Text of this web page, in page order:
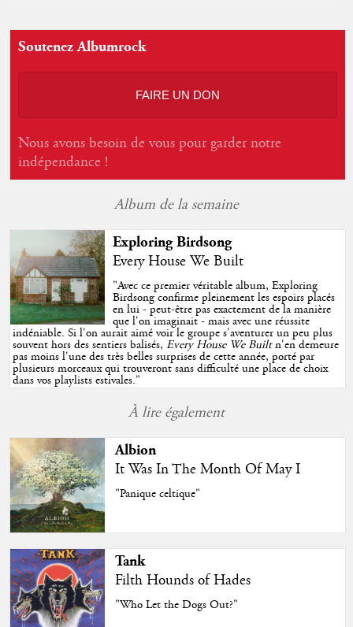
Soutenez Albumrock
FAIRE UN DON
Nous avons besoin de vous pour garder notre
indépendance !
Album de la semaine
Exploring Birdsong
Every House We Built
"Avec ce premier véritable album, Exploring
Birdsong confirme pleinement les espoirs placés
en lui - peut-être pas exactement de la manière
que l'on imaginait - mais avec une réussite
indéniable. Si l'on aurait aimé voir le groupe s'aventurer un peu plus
souvent hors des sentiers balisés,Every House We Builtn'en demeure
pas moins l'une des très belles surprises de cette année, porté par
plusieurs morceaux qui trouveront sans difficulté une place de choix
dans vos playlists estivales."
À lire également
Albion
It Was In The Month Of May I
"Panique celtique"
Tank
Filth Hounds of Hades
"Who Let the Dogs Out?"